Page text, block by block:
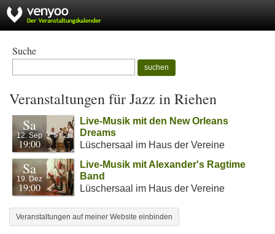
Suche
suchen
Veranstaltungen für Jazz in Riehen
Sa
12. Sep
19:00
Live-Musik mit den New Orleans
Dreams
Lüschersaal im Haus der Vereine
Sa
19. Dez
19:00
Live-Musik mit Alexander's Ragtime
Band
Lüschersaal im Haus der Vereine
Veranstaltungen auf meiner Website einbinden